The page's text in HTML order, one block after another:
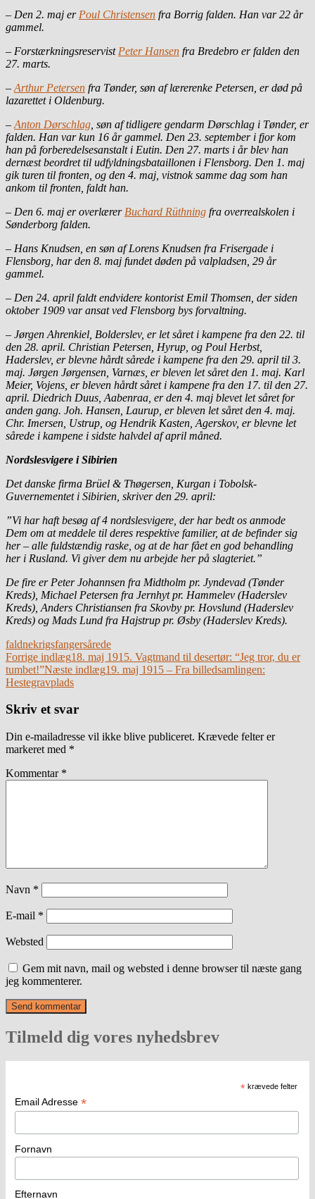
– Den 2. maj er Poul Christensen fra Borrig falden. Han var 22 år
gammel.
– Forstærkningsreservist Peter Hansen fra Bredebro er falden den
27. marts.
– Arthur Petersen fra Tønder, søn af lærerenke Petersen, er død på
lazarettet i Oldenburg.
– Anton Dørschlag , søn af tidligere gendarm Dørschlag i Tønder, er
falden. Han var kun 16 år gammel. Den 23. september i fjor kom
han på forberedelsesanstalt i Eutin. Den 27. marts i år blev han
dernæst beordret til udfyldningsbataillonen i Flensborg. Den 1. maj
gik turen til fronten, og den 4. maj, vistnok samme dag som han
ankom til fronten, faldt han.
– Den 6. maj er overlærer Buchard Rüthning fra overrealskolen i
Sønderborg falden.
– Hans Knudsen, en søn af Lorens Knudsen fra Frisergade i
Flensborg, har den 8. maj fundet døden på valpladsen, 29 år
gammel.
– Den 24. april faldt endvidere kontorist Emil Thomsen, der siden
oktober 1909 var ansat ved Flensborg bys forvaltning.
– Jørgen Ahrenkiel, Bolderslev, er let såret i kampene fra den 22. til
den 28. april. Christian Petersen, Hyrup, og Poul Herbst,
Haderslev, er blevne hårdt sårede i kampene fra den 29. april til 3.
maj. Jørgen Jørgensen, Varnæs, er bleven let såret den 1. maj. Karl
Meier, Vojens, er bleven hårdt såret i kampene fra den 17. til den 27.
april. Diedrich Duus, Aabenraa, er den 4. maj blevet let såret for
anden gang. Joh. Hansen, Laurup, er bleven let såret den 4. maj.
Chr. Imersen, Ustrup, og Hendrik Kasten, Agerskov, er blevne let
sårede i kampene i sidste halvdel af april måned.
Nordslesvigere i Sibirien
Det danske firma Brüel & Thøgersen, Kurgan i Tobolsk-
Guvernementet i Sibirien, skriver den 29. april:
”Vi har haft besøg af 4 nordslesvigere, der har bedt os anmode
Dem om at meddele til deres respektive familier, at de befinder sig
her – alle fuldstændig raske, og at de har fået en god behandling
her i Rusland. Vi giver dem nu arbejde her på slagteriet.”
De fire er Peter Johannsen fra Midtholm pr. Jyndevad (Tønder
Kreds), Michael Petersen fra Jernhyt pr. Hammelev (Haderslev
Kreds), Anders Christiansen fra Skovby pr. Hovslund (Haderslev
Kreds) og Mads Lund fra Hajstrup pr. Øsby (Haderslev Kreds).
faldnekrigsfangersårede
Indlægsnavigation
Forrige indlæg18. maj 1915. Vagtmand til desertør: “Jeg tror, du er
tumbet!”Næste indlæg19. maj 1915 – Fra billedsamlingen:
Hestegravplads
Skriv et svar
Din e-mailadresse vil ikke blive publiceret. Krævede felter er
markeret med *
Kommentar *
Navn *
E-mail *
Websted
Gem mit navn, mail og websted i denne browser til næste gang
jeg kommenterer.
Tilmeld dig vores nyhedsbrev
* krævede felter
Email Adresse *
Fornavn
Efternavn